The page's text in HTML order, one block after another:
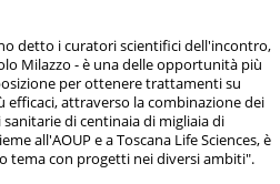
detto i curatori scientifici dell'incontro,
Milazzo - è una delle opportunità più
per ottenere trattamenti su
efficaci, attraverso la combinazione dei
di centinaia di migliaia di
all'AOUP e a Toscana Life Sciences, è
tema con progetti nei diversi ambiti".